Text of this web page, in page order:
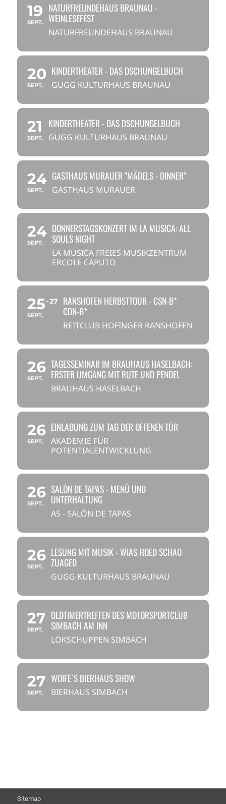
19
SEPT.
NATURFREUNDEHAUS BRAUNAU -
WEINLESEFEST
NATURFREUNDEHAUS BRAUNAU
20
SEPT.
KINDERTHEATER - DAS DSCHUNGELBUCH
GUGG KULTURHAUS BRAUNAU
21
SEPT.
KINDERTHEATER - DAS DSCHUNGELBUCH
GUGG KULTURHAUS BRAUNAU
24
SEPT.
GASTHAUS MURAUER "MÄDELS - DINNER"
GASTHAUS MURAUER
24
SEPT.
DONNERSTAGSKONZERT IM LA MUSICA: ALL
SOULS NIGHT
LA MUSICA FREIES MUSIKZENTRUM
ERCOLE CAPUTO
25
SEPT.
27
RANSHOFEN HERBSTTOUR - CSN-B*
CDN-B*
REITCLUB HOFINGER RANSHOFEN
26
SEPT.
TAGESSEMINAR IM BRAUHAUS HASELBACH:
ERSTER UMGANG MIT RUTE UND PENDEL
BRAUHAUS HASELBACH
26
SEPT.
EINLADUNG ZUM TAG DER OFFENEN TÜR
AKADEMIE FÜR
POTENTIALENTWICKLUNG
26
SEPT.
SALÓN DE TAPAS - MENÜ UND
UNTERHALTUNG
A5 - SALÓN DE TAPAS
26
SEPT.
LESUNG MIT MUSIK - WIAS HOED SCHAO
ZUAGED
GUGG KULTURHAUS BRAUNAU
27
SEPT.
OLDTIMERTREFFEN DES MOTORSPORTCLUB
SIMBACH AM INN
LOKSCHUPPEN SIMBACH
27
SEPT.
WOIFE`S BIERHAUS SHOW
BIERHAUS SIMBACH
Sitemap